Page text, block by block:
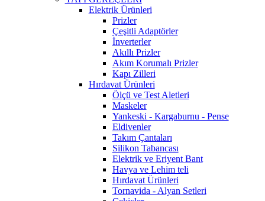
Elektrik Ürünleri
Prizler
Çeşitli Adaptörler
İnverterler
Akıllı Prizler
Akım Korumalı Prizler
Kapı Zilleri
Hırdavat Ürünleri
Ölçü ve Test Aletleri
Maskeler
Yankeski - Kargaburnu - Pense
Eldivenler
Takım Çantaları
Silikon Tabancası
Elektrik ve Eriyent Bant
Havya ve Lehim teli
Hırdavat Ürünleri
Tornavida - Alyan Setleri